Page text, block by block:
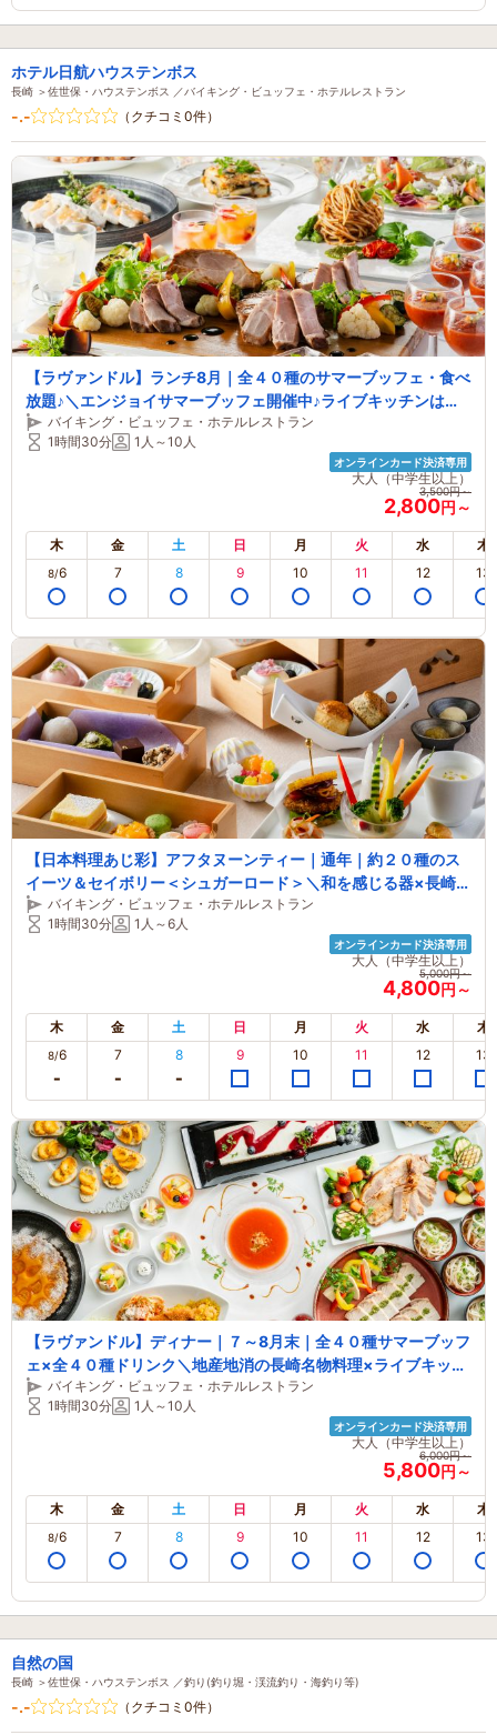
ホテル日航ハウステンボス
長崎 ＞佐世保・ハウステンボス ／バイキング・ビュッフェ・ホテルレストラン
-.- （クチコミ0件）
【ラヴァンドル】ランチ8月｜全４０種のサマーブッフェ・食べ
放題♪＼エンジョイサマーブッフェ開催中♪ライブキッチンは特
製肉料理＆パスタ！【土日祝は握り寿司も】／
バイキング・ビュッフェ・ホテルレストラン
1時間30分
1人～10人
オンラインカード決済専用
大人（中学生以上）
3,500円～
2,800円～
木 金 土 日 月 火 水 木
8/6 7 8 9 10 11 12 13
【日本料理あじ彩】アフタヌーンティー｜通年｜約２０種のス
イーツ＆セイボリー＜シュガーロード＞＼和を感じる器×長崎ら
しい和洋折衷の食文化を堪能…／【３日前までの要予約】
バイキング・ビュッフェ・ホテルレストラン
1時間30分
1人～6人
オンラインカード決済専用
大人（中学生以上）
5,000円～
4,800円～
木 金 土 日 月 火 水 木
8/6 7 8 9 10 11 12 13
【ラヴァンドル】ディナー｜７～8月末｜全４０種サマーブッフ
ェ×全４０種ドリンク＼地産地消の長崎名物料理×ライブキッチ
ンは国産牛ローストビーフ＆特製ピザ＆パスタ／
バイキング・ビュッフェ・ホテルレストラン
1時間30分
1人～10人
オンラインカード決済専用
大人（中学生以上）
6,000円～
5,800円～
木 金 土 日 月 火 水 木
8/6 7 8 9 10 11 12 13
自然の国
長崎 ＞佐世保・ハウステンボス ／釣り(釣り堀・渓流釣り・海釣り等)
-.- （クチコミ0件）